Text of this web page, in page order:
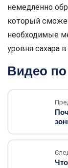
немедленно
который
необходимые
уровня сахара
Видео по